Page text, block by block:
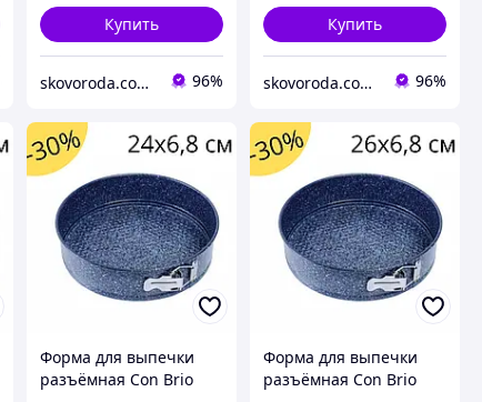
Купить
skovoroda.com.ua – все для кухни и дома 96%
Купить
skovoroda.com.ua – все для кухни и дома 96%
Форма для выпечки
разъёмная Con Brio
Форма для выпечки
разъёмная Con Brio